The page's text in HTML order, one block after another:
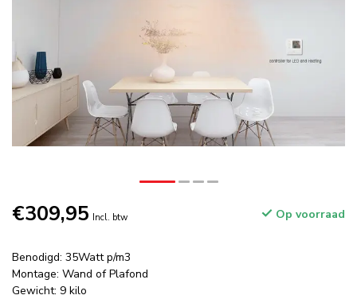
€309,95 Incl. btw Op voorraad
Benodigd: 35Watt p/m3
Montage: Wand of Plafond
Gewicht: 9 kilo